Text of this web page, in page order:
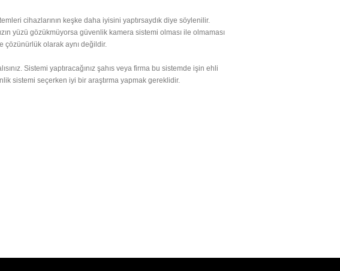
cihazlarının keşke daha iyisini yaptırsaydık diye söylenilir.
yüzü gözükmüyorsa güvenlik kamera sistemi olması ile olmaması
çözünürlük olarak aynı değildir.
Sistemi yaptıracağınız şahıs veya firma bu sistemde işin ehli
sistemi seçerken iyi bir araştırma yapmak gereklidir.